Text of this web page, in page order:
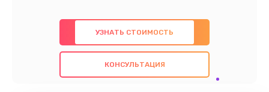
предлагаем быстрый и качественный ремонт с
использованием оригинальных компонентов, а
также гарантируем качество всех
проведенных работ. Наша цель - предоставить
УЗНАТЬ СТОИМОСТЬ
КОНСУЛЬТАЦИЯ